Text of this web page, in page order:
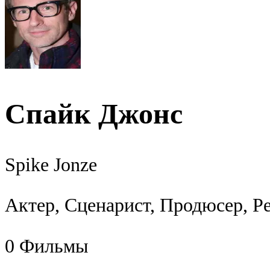
Спайк Джонс
Spike Jonze
Актер, Сценарист, Продюсер,
0 Фильмы